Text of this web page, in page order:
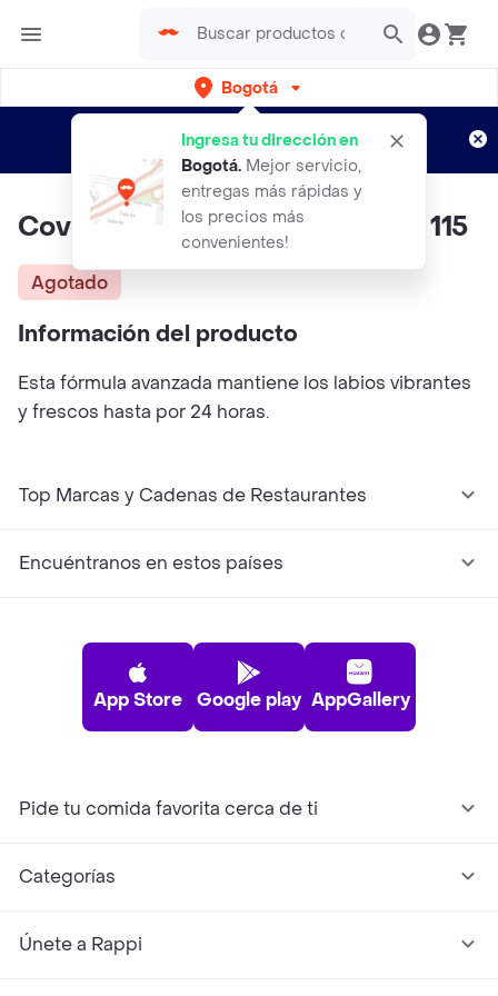
Bogotá
Ingresa tu dirección en
Bogotá. Mejor servicio,
entregas más rápidas y
los precios más
convenientes!
envíos gratis por semanas
Aplican TyC
Cover Girl Brillo Outlast All Day 115
Agotado
Información del producto
Esta fórmula avanzada mantiene los labios vibrantes
y frescos hasta por 24 horas.
Top Marcas y Cadenas de Restaurantes
Encuéntranos en estos países
App Store Google play AppGallery
Pide tu comida favorita cerca de ti
Categorías
Únete a Rappi